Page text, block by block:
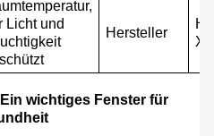
Licht und
Hersteller
wichtiges Fenster für